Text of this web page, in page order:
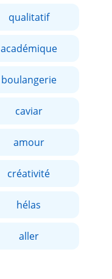
qualitatif
académique
boulangerie
caviar
amour
créativité
hélas
aller